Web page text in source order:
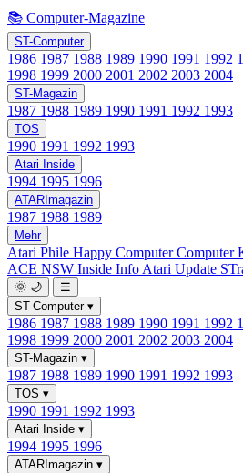
📚 Computer-Magazine
ST-Computer
1986 1987 1988 1989 1990 1991 1992
1998 1999 2000 2001 2002 2003 2004
ST-Magazin
1987 1988 1989 1990 1991 1992 1993
TOS
1990 1991 1992 1993
Atari Inside
1994 1995 1996
ATARImagazin
1987 1988 1989
Mehr
Atari Phile Happy ComputerComputer
ACE NSW Inside Info Atari Update
🌞 🌙
☰
ST-Computer ▾
1986 1987 1988 1989 1990 1991 1992
1998 1999 2000 2001 2002 2003 2004
ST-Magazin ▾
1987 1988 1989 1990 1991 1992 1993
TOS ▾
1990 1991 1992 1993
Atari Inside ▾
1994 1995 1996
ATARImagazin ▾